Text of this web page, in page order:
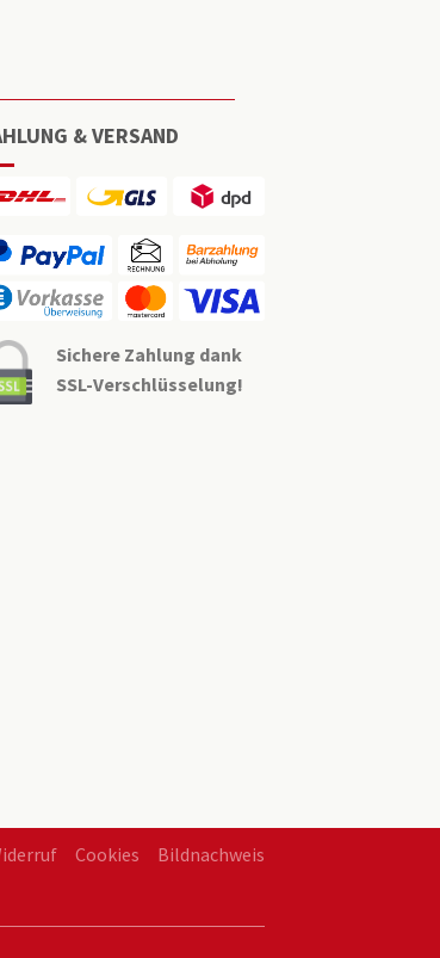
& VERSAND
Sichere Zahlung dank
SSL-Verschlüsselung!
Cookies Bildnachweis